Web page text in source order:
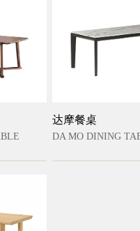
达摩餐桌
DA MO DINING